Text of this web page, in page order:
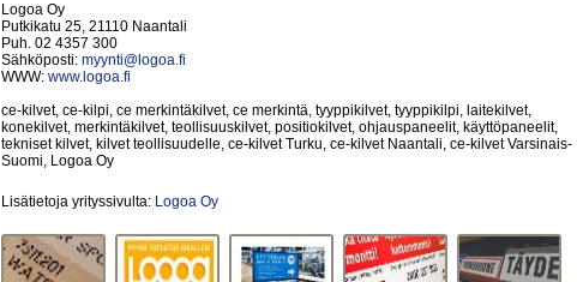
Logoa Oy
Putkikatu 25, 21110 Naantali
Puh. 02 4357 300
Sähköposti: myynti@logoa.fi
WWW: www.logoa.fi
ce-kilvet, ce-kilpi, ce merkintäkilvet, ce merkintä, tyyppikilvet, tyyppikilpi, laitekilvet,
konekilvet, merkintäkilvet, teollisuuskilvet, positiokilvet, ohjauspaneelit, käyttöpaneelit,
tekniset kilvet, kilvet teollisuudelle, ce-kilvet Turku, ce-kilvet Naantali, ce-kilvet Varsinais-
Suomi, Logoa Oy
Lisätietoja yrityssivulta: Logoa Oy